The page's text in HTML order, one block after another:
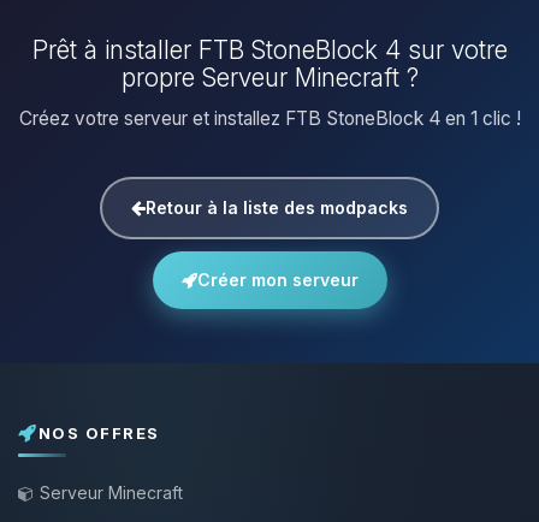
Prêt à installer FTB StoneBlock 4 sur votre
propre Serveur Minecraft ?
Créez votre serveur et installez FTB StoneBlock 4 en 1 clic !
Retour à la liste des modpacks
Créer mon serveur
NOS OFFRES
Serveur Minecraft